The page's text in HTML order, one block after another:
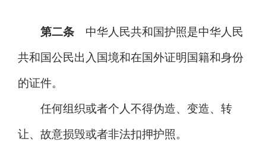
第二条 中华人民共和国护照是中华人民
共和国公民出入国境和在国外证明国籍和身份
的证件。
任何组织或者个人不得伪造、变造、转
让、故意损毁或者非法扣押护照。